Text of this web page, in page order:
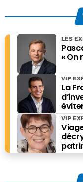
« On
LES
La
VIP
VIP